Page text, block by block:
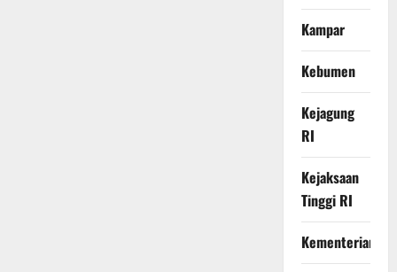
Kampar
Kebumen
Kejagung
RI
Kejaksaan
Tinggi RI
Kementerian